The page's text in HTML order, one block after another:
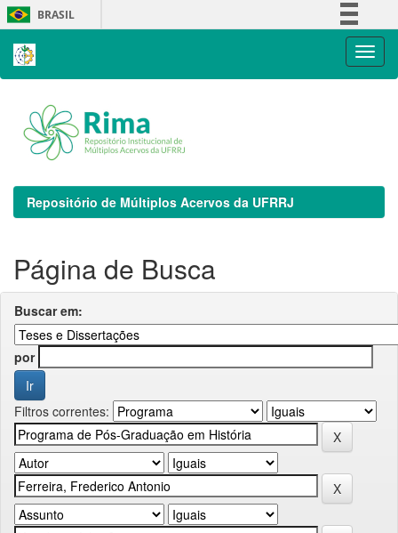
Skip
navigation
BRASIL
Repositório de Múltiplos Acervos da UFRRJ
Página de Busca
Buscar em:
por
Filtros correntes: